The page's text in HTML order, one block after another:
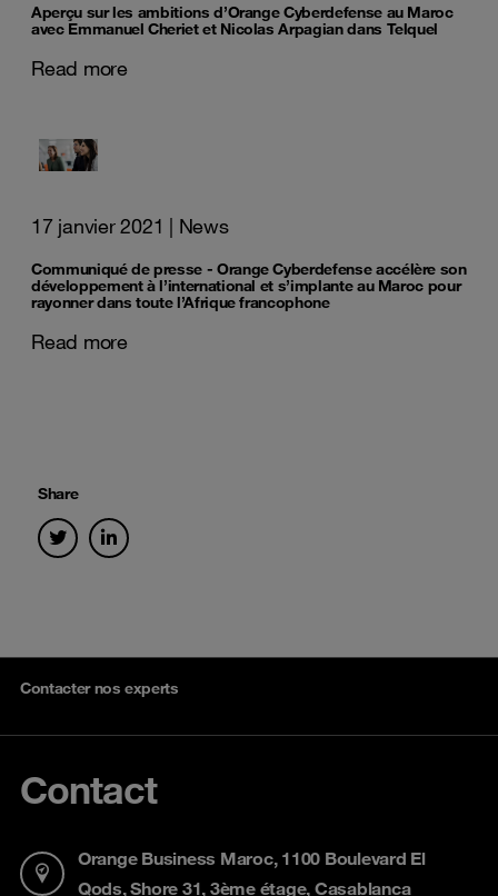
Share
Aperçu sur les ambitions d’Orange Cyberdefense au Maroc
avec Emmanuel Cheriet et Nicolas Arpagian dans Telquel
Read more
17 janvier 2021 | News
Communiqué de presse - Orange Cyberdefense accélère son
développement à l’international et s’implante au Maroc pour
rayonner dans toute l’Afrique francophone
Read more
Contacter nos experts
Contact
Orange Business Maroc, 1100 Boulevard El
Qods, Shore 31, 3ème étage, Casablanca